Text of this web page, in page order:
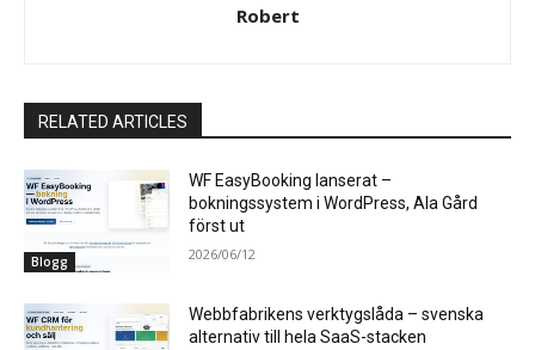
Robert
RELATED ARTICLES
Blogg
WF EasyBooking lanserat –
bokningssystem i WordPress, Ala Gård
först ut
2026/06/12
Webbfabrikens verktygslåda – svenska
alternativ till hela SaaS-stacken